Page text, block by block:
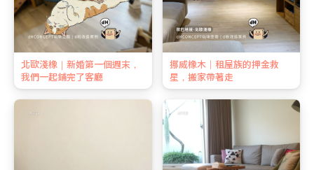
北歐淺橡｜新婚第一個週末，
我們一起鋪完了客廳
挪威橡木｜租屋族的押金救
星，搬家帶著走